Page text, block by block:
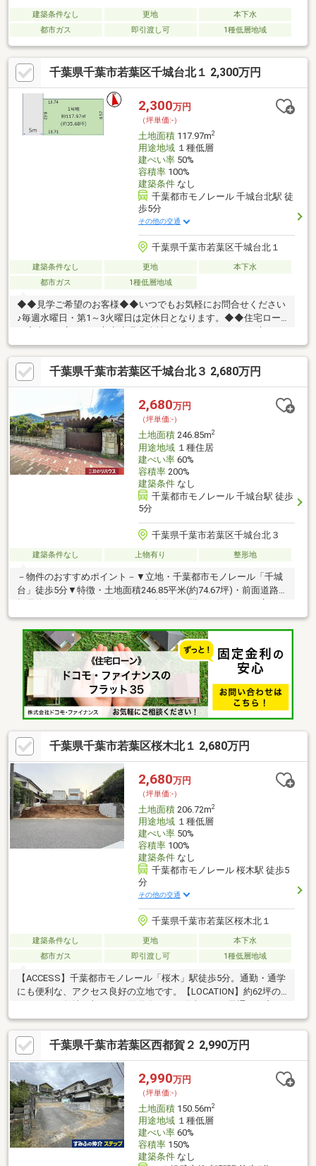
建築条件なし 更地
本下水
都市ガス
即引渡し可 1種低層地域
千葉県千葉市若葉区千城台北１ 2,300万円
2,300万円
（坪単価:-）
土地面積117.97m2
用途地域１種低層
建ぺい率50%
容積率100%
建築条件なし
千葉都市モノレール 千城台北駅 徒
歩5分
その他の交通
千葉県千葉市若葉区千城台北１
建築条件なし 更地
本下水
都市ガス
1種低層地域
◆◆見学ご希望のお客様◆◆いつでもお気軽にお問合せください
♪毎週水曜日・第1～3火曜日は定休日となります。◆◆住宅ロー
す！！■ご自宅のお迎えはもちろん、最寄りの駅などご指定での
お待ち合わせも可能です♪ お客様のご条件をお聞かせいただけれ
ば他の物件や周辺環境も一緒にご案内させていただきます！
千葉県千葉市若葉区千城台北３ 2,680万円
2,680万円
（坪単価:-）
土地面積246.85m2
用途地域１種住居
建ぺい率60%
容積率200%
建築条件なし
千葉都市モノレール 千城台駅 徒歩
5分
千葉県千葉市若葉区千城台北３
建築条件なし 上物有り 整形地
－物件のおすすめポイント－▼立地・千葉都市モノレール「千城
台」徒歩5分▼特徴・土地面積246.85平米(約74.67坪)・前面道路は
幅員約17.9mの公道、整備された歩道有・間口は約15.0mの広さ・
建築条件付宅地販売ではありません・周囲は既に建物があり、採
光や窓の位置などを考慮した設計が可能・公営水道・公共下水・
都市ガスの供給エリア▼周辺環境・ロピア千城台店 徒歩4分(約
310m)・ショッピングセンター「イコアス千城台」徒歩4分(約
310m)■ ご希望の住まい探しをお手伝いします ━━━━━・・・
物件の詳細・ご相談はお気軽にお問い合わせください。
千葉県千葉市若葉区桜木北１ 2,680万円
2,680万円
（坪単価:-）
土地面積206.72m2
用途地域１種低層
建ぺい率50%
容積率100%
建築条件なし
千葉都市モノレール 桜木駅 徒歩5
分
その他の交通
千葉県千葉市若葉区桜木北１
建築条件なし 更地
本下水
都市ガス
即引渡し可 1種低層地域
【ACCESS】千葉都市モノレール「桜木」駅徒歩5分。通勤・通学
にも便利な、アクセス良好の立地です。【LOCATION】約62坪の
好。開放感を感じられる住環境が魅力です。周囲は戸建てが並ぶ
落ち着いた住宅街で公園も身近にあり、穏やかで安心感のある暮
らしを実現できます。【Panasonic耐震工法で叶える安心の住ま
い】パナソニック電工が開発した、木の優しさと鉄骨の強さを併
せ持つ耐震住宅工法を採用。木と鉄の高強度複合梁「テクノビー
ム」と強固な接合金具を使用し、構造計算や耐震実験などの技術
を導入した工法です。
千葉県千葉市若葉区西都賀２ 2,990万円
2,990万円
（坪単価:-）
土地面積150.56m2
用途地域１種低層
建ぺい率60%
容積率150%
建築条件なし